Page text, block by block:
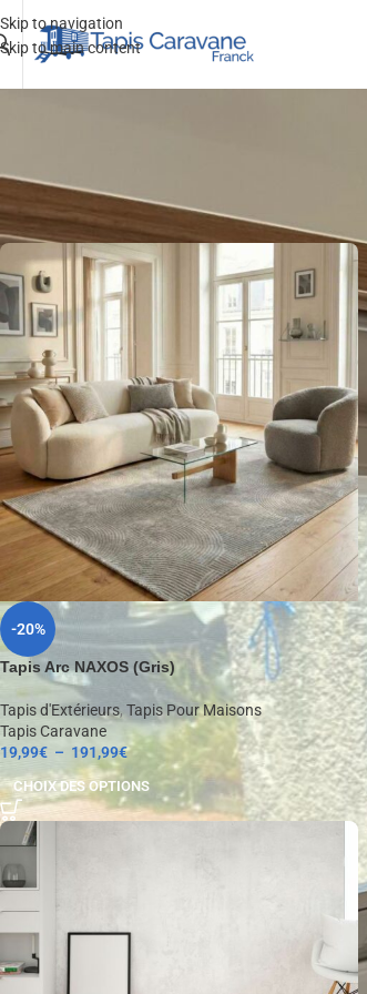
Skip to navigation
Skip to main content
-20%
Tapis Arc NAXOS (Gris)
Tapis d'Extérieurs, Tapis Pour Maisons
Tapis Caravane
19,99€ – 191,99€
CHOIX DES OPTIONS